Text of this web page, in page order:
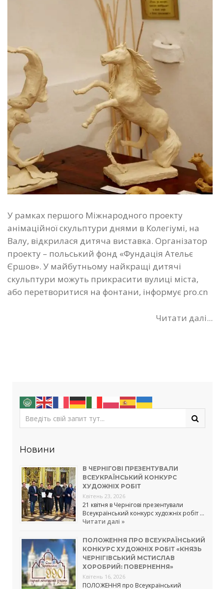
У рамках першого Міжнародного проекту
анімаційної скульптури днями в Колегіумі, на
Валу, відкрилася дитяча виставка. Організатор
проекту – польський фонд «Фундація Ательє
Єршов». У майбутньому найкращі дитячі
скульптури можуть прикрасити вулиці міста,
або перетворитися на фонтани, інформує pro.cn
Читати далі...
Новини
В ЧЕРНІГОВІ ПРЕЗЕНТУВАЛИ
ВСЕУКРАЇНСЬКИЙ КОНКУРС
ХУДОЖНІХ РОБІТ
Квітень 23, 2026
21 квітня в Чернігові презентували
Всеукраїнський конкурс художніх робіт …
Читати далі »
ПОЛОЖЕННЯ ПРО ВСЕУКРАЇНСЬКИЙ
КОНКУРС ХУДОЖНІХ РОБІТ «КНЯЗЬ
ЧЕРНІГІВСЬКИЙ МСТИСЛАВ
ХОРОБРИЙ: ПОВЕРНЕННЯ»
Квітень 16, 2026
ПОЛОЖЕННЯ про Всеукраїнський